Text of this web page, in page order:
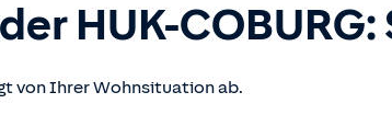
HUK-COBURG:
von Ihrer Wohnsituation ab.